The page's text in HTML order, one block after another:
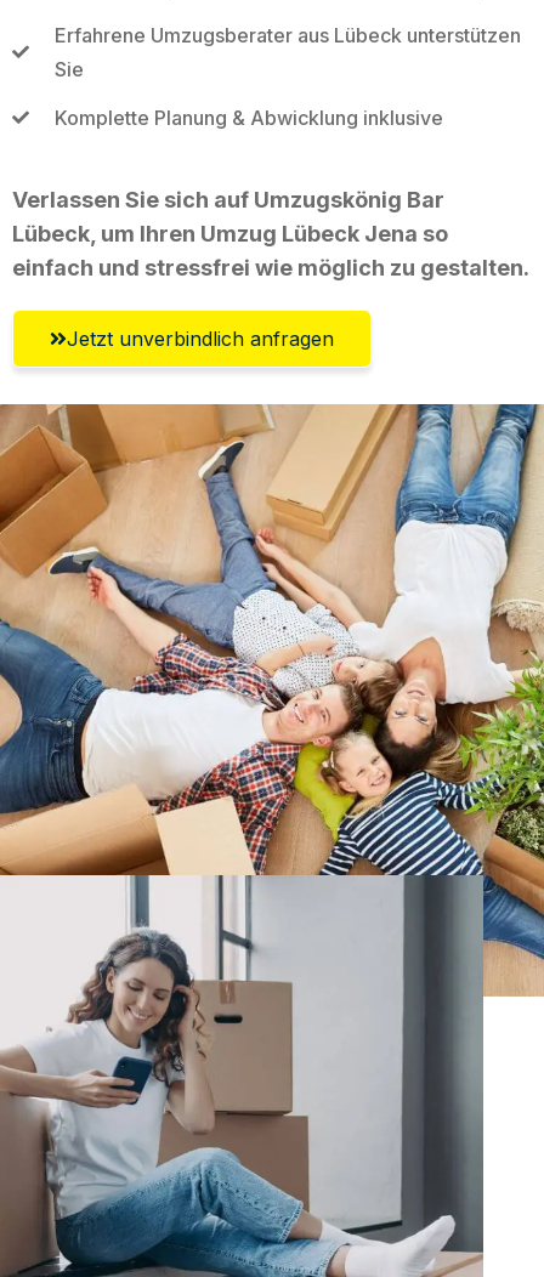
Erfahrene Umzugsberater aus Lübeck unterstützen
Sie
Komplette Planung & Abwicklung inklusive
Verlassen Sie sich auf Umzugskönig Bar
Lübeck, um Ihren Umzug Lübeck Jena so
einfach und stressfrei wie möglich zu gestalten.
Jetzt unverbindlich anfragen